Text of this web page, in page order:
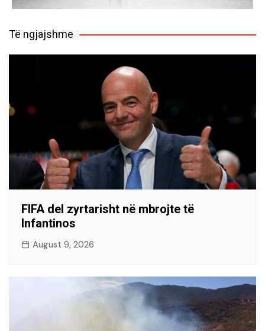
Të ngjajshme
FIFA del zyrtarisht në mbrojte të
Infantinos
August 9, 2026